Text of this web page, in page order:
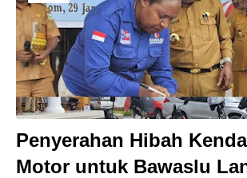
Penyerahan Hibah
Motor untuk Bawaslu